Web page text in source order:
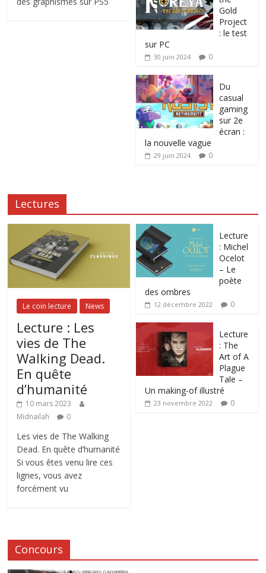
Gold
Project
: le test
sur PC
30 juin 2024 0
Du
casual
gaming
sur 2e
écran :
la nouvelle vague
29 juin 2024 0
Lectures
Le coin lecture News
Lecture : Les
vies de The
Walking Dead.
En quête
d’humanité
10 mars 2023
Midnailah
0
Les vies de The Walking
Dead. En quête d’humanité
Si vous êtes venu lire ces
lignes, vous avez
forcément vu
Lecture
: Michel
Ocelot
– Le
poète
des ombres
12 décembre 2022 0
Lecture
: The
Art of A
Plague
Tale –
Un making-of illustré
23 novembre 2022 0
Concours